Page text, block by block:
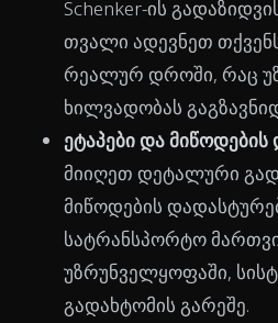
Schenker-ის
თვალი ადევნეთ
რეალურ დროში, რაც
ხილვადობას
ეტაპები და
მიიღეთ დეტალური
მიწოდების
სატრანსპორტო
უზრუნველყოფაში,
გადახტომის გარეშე.